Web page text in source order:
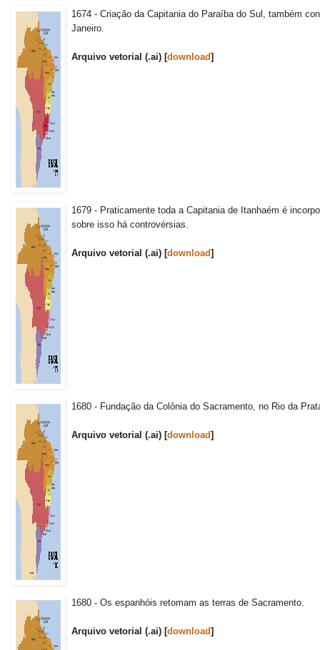
1674 - Criação da Capitania do Paraíba do Sul, também
Janeiro.
Arquivo vetorial (.ai) [download]
1679 - Praticamente toda a Capitania de Itanhaém é
sobre isso há controvérsias.
Arquivo vetorial (.ai) [download]
1680 - Fundação da Colônia do Sacramento, no Rio da
Arquivo vetorial (.ai) [download]
1680 - Os espanhóis retomam as terras de Sacramento.
Arquivo vetorial (.ai) [download]